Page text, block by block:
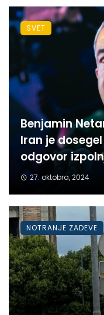
Benjamin
Iran je
odgovor
27. oktobra, 2024
SVET
NOTRANJE ZADEVE